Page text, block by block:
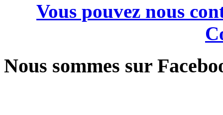
Vous pouvez nous
Nous sommes sur